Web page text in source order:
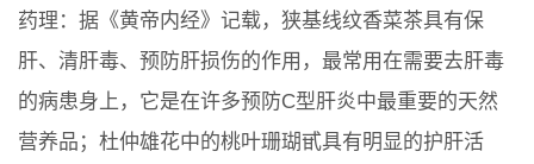
药理：据《黄帝内经》记载，狭基线纹香菜茶具有保
肝、清肝毒、预防肝损伤的作用，最常用在需要去肝毒
的病患身上，它是在许多预防C型肝炎中最重要的天然
营养品；杜仲雄花中的桃叶珊瑚甙具有明显的护肝活